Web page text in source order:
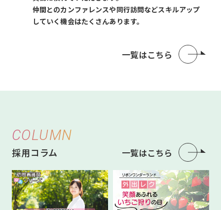
仲間とのカンファレンスや同行訪問などスキルアップ
していく機会はたくさんあります。
一覧はこちら
COLUMN
採用コラム 一覧はこちら